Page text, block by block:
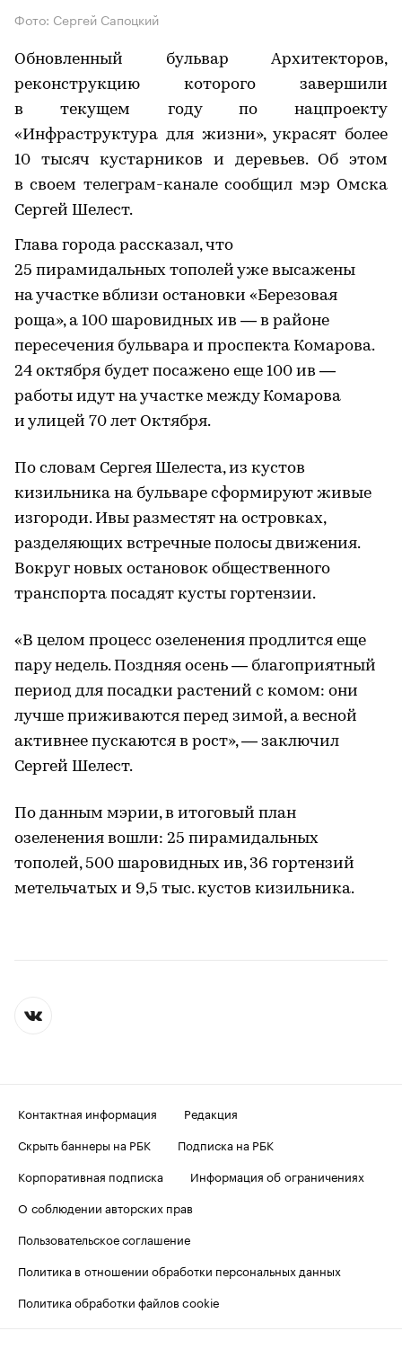
Фото: Сергей Сапоцкий
Обновленный бульвар Архитекторов,
реконструкцию которого завершили
в текущем году по нацпроекту
«Инфраструктура для жизни», украсят более
10 тысяч кустарников и деревьев. Об этом
в своем телеграм-канале сообщил мэр Омска
Сергей Шелест.
Глава города рассказал, что
25 пирамидальных тополей уже высажены
на участке вблизи остановки «Березовая
роща», а 100 шаровидных ив — в районе
пересечения бульвара и проспекта Комарова.
24 октября будет посажено еще 100 ив —
работы идут на участке между Комарова
и улицей 70 лет Октября.
По словам Сергея Шелеста, из кустов
кизильника на бульваре сформируют живые
изгороди. Ивы разместят на островках,
разделяющих встречные полосы движения.
Вокруг новых остановок общественного
транспорта посадят кусты гортензии.
«В целом процесс озеленения продлится еще
пару недель. Поздняя осень — благоприятный
период для посадки растений с комом: они
лучше приживаются перед зимой, а весной
активнее пускаются в рост», — заключил
Сергей Шелест.
По данным мэрии, в итоговый план
озеленения вошли: 25 пирамидальных
тополей, 500 шаровидных ив, 36 гортензий
метельчатых и 9,5 тыс. кустов кизильника.
Контактная информация
Редакция
Скрыть баннеры на РБК
Подписка на РБК
Корпоративная подписка
Информация об ограничениях
О соблюдении авторских прав
Пользовательское соглашение
Политика в отношении обработки персональных данных
Политика обработки файлов cookie